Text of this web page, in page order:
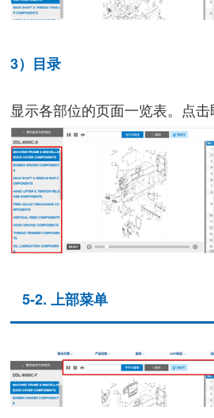
3）目录
显示各部位的页面一览表。点击
5-2. 上部菜单